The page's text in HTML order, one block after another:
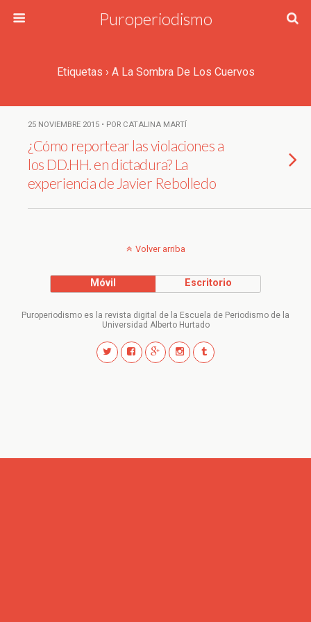
Puroperiodismo
Etiquetas › A La Sombra De Los Cuervos
25 NOVIEMBRE 2015 • POR CATALINA MARTÍ
¿Cómo reportear las violaciones a
los DD.HH. en dictadura? La
experiencia de Javier Rebolledo
Volver arriba
Móvil Escritorio
Puroperiodismo es la revista digital de la Escuela de Periodismo de la
Universidad Alberto Hurtado